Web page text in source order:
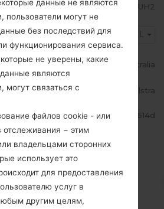
N986BXXU3DUH2
TEL
Australia
Telstra
e9f9d5ba000c57aa66e63fb26df4614d
RECAPTCHA
данные не являются
пользователи могут не
без последствий для
функционирования сервиса.
не уверены, какие
являются
могут связаться с
файлов cookie - или
отслеживания − этим
владельцами сторонних
использует это
для предоставления
услуг в
другим целям,